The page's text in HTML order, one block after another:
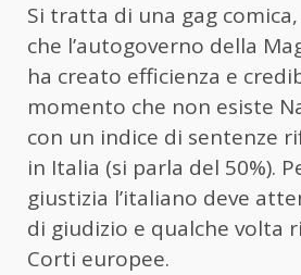
Si tratta di una gag
che l’autogoverno della
ha creato efficienza e
momento che non esiste
con un indice di sentenze
in Italia (si parla del 50%).
giustizia l’italiano deve
di giudizio e qualche volta
Corti europee.